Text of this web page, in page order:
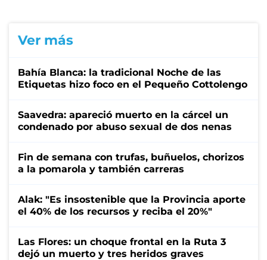
Ver más
Bahía Blanca: la tradicional Noche de las
Etiquetas hizo foco en el Pequeño Cottolengo
Saavedra: apareció muerto en la cárcel un
condenado por abuso sexual de dos nenas
Fin de semana con trufas, buñuelos, chorizos
a la pomarola y también carreras
Alak: "Es insostenible que la Provincia aporte
el 40% de los recursos y reciba el 20%"
Las Flores: un choque frontal en la Ruta 3
dejó un muerto y tres heridos graves